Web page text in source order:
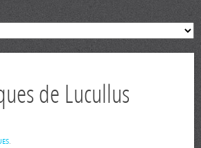
de Lucullus
.